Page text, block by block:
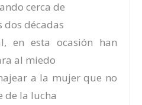
cerca de
dos décadas
en esta ocasión han
al miedo
a la mujer que no
de la lucha